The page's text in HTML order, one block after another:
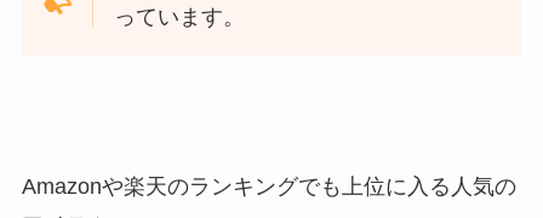
っています。
Amazonや楽天のランキングでも上位に入る人気の